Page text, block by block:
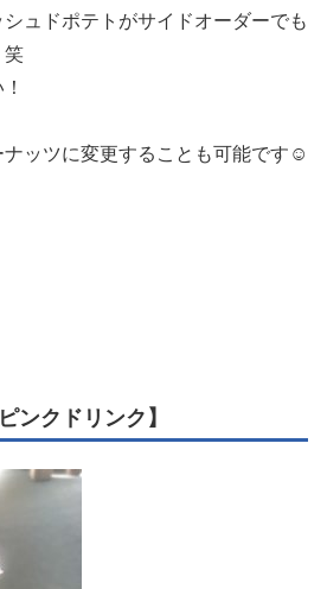
ュドポテトがサイドオーダーでも
笑
ッツに変更することも可能です☺
ンクドリンク】